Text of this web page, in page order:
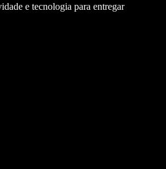
e tecnologia para entregar